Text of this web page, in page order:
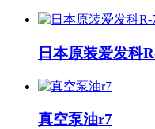
日本原装爱发科
真空泵油r7